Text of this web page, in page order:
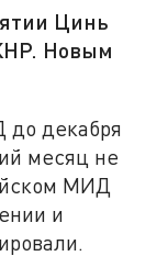
Цинь
Новым
до декабря
месяц не
МИД
и